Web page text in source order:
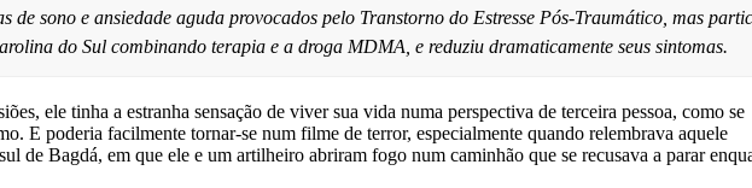
de sono e ansiedade aguda provocados pelo Transtorno do Estresse Pós-Traumático, mas
do Sul combinando terapia e a droga MDMA, e reduziu dramaticamente seus sintomas.
ele tinha a estranha sensação de viver sua vida numa perspectiva de terceira pessoa, como se
E poderia facilmente tornar-se num filme de terror, especialmente quando relembrava aquele
de Bagdá, em que ele e um artilheiro abriram fogo num caminhão que se recusava a parar